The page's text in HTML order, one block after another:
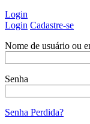
Login
Login Cadastre-se
Nome de usuário ou
Senha
Senha Perdida?